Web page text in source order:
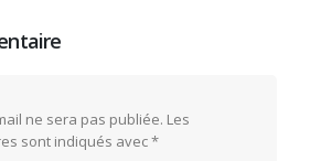
ne sera pas publiée. Les
sont indiqués avec*